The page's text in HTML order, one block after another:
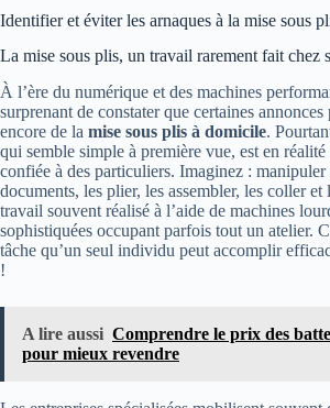
Identifier et éviter les arnaques à la mise sous
La mise sous plis, un travail rarement fait chez
À l’ère du numérique et des machines
surprenant de constater que certaines annonces
encore de la mise sous plis à domicile.
qui semble simple à première vue, est en réalité
confiée à des particuliers. Imaginez :
documents, les plier, les assembler, les coller et
travail souvent réalisé à l’aide de machines
sophistiquées occupant parfois tout un atelier.
tâche qu’un seul individu peut accomplir
!
A lire aussi Comprendre le prix des
pour mieux revendre